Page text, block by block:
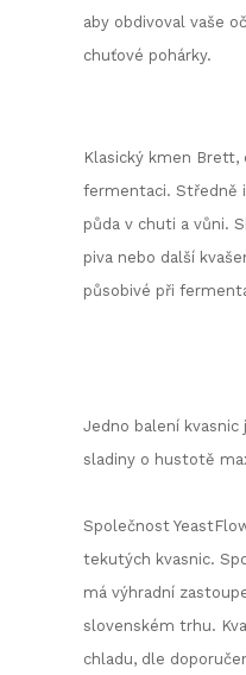
aby obdivoval vaše
chuťové pohárky.
Klasický kmen Brett,
fermentaci. Středně
půda v chuti a vůni.
piva nebo další
působivé při
Jedno balení kvasnic
sladiny o hustotě
Společnost
tekutých kvasnic.
má výhradní
slovenském trhu.
chladu, dle